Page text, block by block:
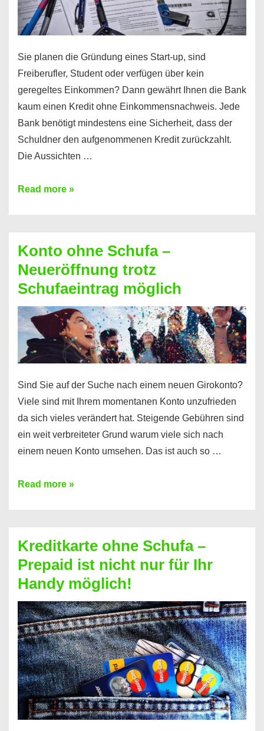
Sie planen die Gründung eines Start-up, sind
Freiberufler, Student oder verfügen über kein
geregeltes Einkommen? Dann gewährt Ihnen die Bank
kaum einen Kredit ohne Einkommensnachweis. Jede
Bank benötigt mindestens eine Sicherheit, dass der
Schuldner den aufgenommenen Kredit zurückzahlt.
Die Aussichten …
Mit
Sie
einen
Kredit
ohne
Einkommensnachweis
Read more »
Konto ohne Schufa –
Neueröffnung trotz
Schufaeintrag möglich
Sind Sie auf der Suche nach einem neuen Girokonto?
Viele sind mit Ihrem momentanen Konto unzufrieden
da sich vieles verändert hat. Steigende Gebühren sind
ein weit verbreiteter Grund warum viele sich nach
einem neuen Konto umsehen. Das ist auch so …
Konto
Neueröffnung
trotz
Schufaeintrag
möglich
Read more »
Kreditkarte ohne Schufa –
Prepaid ist nicht nur für Ihr
Handy möglich!